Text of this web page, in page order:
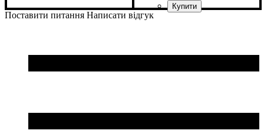
Поставити питання Написати відгук